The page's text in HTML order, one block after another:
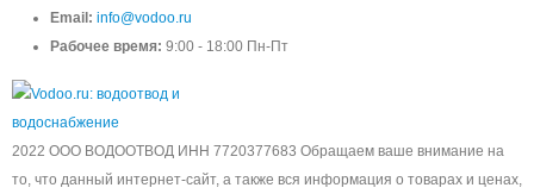
Email: info@vodoo.ru
Рабочее время: 9:00 - 18:00 Пн-Пт
2022 ООО ВОДООТВОД ИНН 7720377683 Обращаем ваше внимание на
то, что данный интернет-сайт, а также вся информация о товарах и ценах,